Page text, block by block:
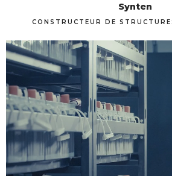
Synten
CONSTRUCTEUR DE